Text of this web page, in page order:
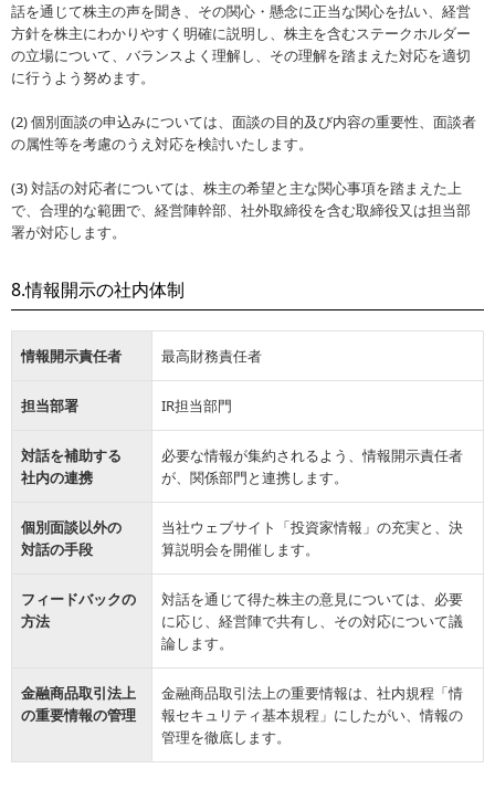
話を通じて株主の声を聞き、その関心・懸念に正当な関心を払い、経営
方針を株主にわかりやすく明確に説明し、株主を含むステークホルダー
の立場について、バランスよく理解し、その理解を踏まえた対応を適切
に行うよう努めます。
(2) 個別面談の申込みについては、面談の目的及び内容の重要性、面談者
の属性等を考慮のうえ対応を検討いたします。
(3) 対話の対応者については、株主の希望と主な関心事項を踏まえた上
で、合理的な範囲で、経営陣幹部、社外取締役を含む取締役又は担当部
署が対応します。
8.情報開示の社内体制
情報開示責任者 最高財務責任者
担当部署 IR担当部門
対話を補助する
社内の連携
必要な情報が集約されるよう、情報開示責任者
が、関係部門と連携します。
個別面談以外の
対話の手段
当社ウェブサイト「投資家情報」の充実と、決
算説明会を開催します。
フィードバックの
方法
対話を通じて得た株主の意見については、必要
に応じ、経営陣で共有し、その対応について議
論します。
金融商品取引法上
の重要情報の管理
金融商品取引法上の重要情報は、社内規程「情
報セキュリティ基本規程」にしたがい、情報の
管理を徹底します。